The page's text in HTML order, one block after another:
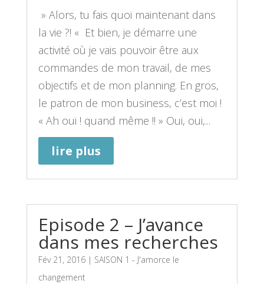
» Alors, tu fais quoi maintenant dans
la vie ?! « Et bien, je démarre une
activité où je vais pouvoir être aux
commandes de mon travail, de mes
objectifs et de mon planning. En gros,
le patron de mon business, c’est moi !
« Ah oui ! quand même !! » Oui, oui,...
lire plus
Episode 2 – J’avance
dans mes recherches
Fév 21, 2016| SAISON 1 - J'amorce le
changement